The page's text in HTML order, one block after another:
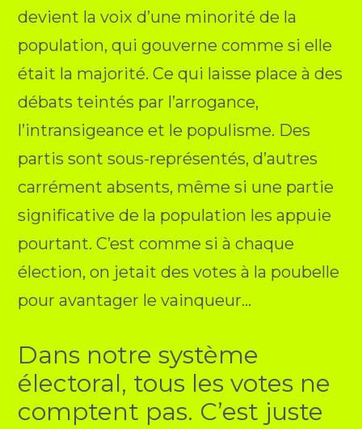
devient la voix d’une minorité de la
population, qui gouverne comme si elle
était la majorité. Ce qui laisse place à des
débats teintés par l’arrogance,
l’intransigeance et le populisme. Des
partis sont sous-représentés, d’autres
carrément absents, même si une partie
significative de la population les appuie
pourtant. C’est comme si à chaque
élection, on jetait des votes à la poubelle
pour avantager le vainqueur…
Dans notre système
électoral, tous les votes ne
comptent pas. C’est juste